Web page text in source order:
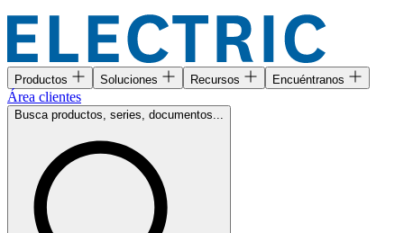
Productos Soluciones Recursos Encuéntranos
Área clientes
Busca productos, series, documentos...